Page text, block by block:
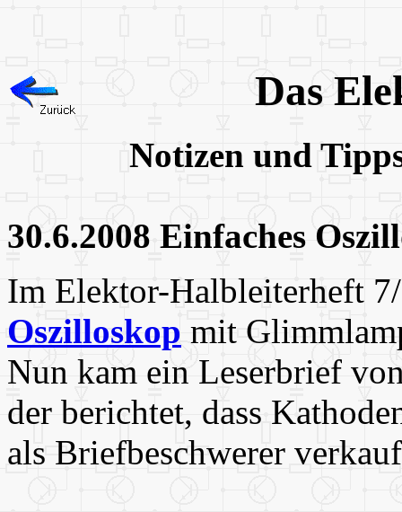
Das
Notizen und
30.6.2008 Einfaches
Im Elektor-Halbleiterheft
Oszilloskop mit
Nun kam ein Leserbrief
der berichtet, dass
als Briefbeschwerer